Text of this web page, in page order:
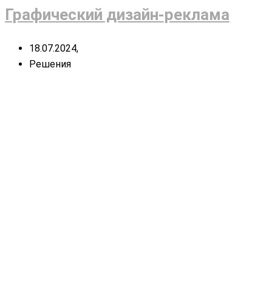
Графический дизайн-реклама
18.07.2024,
Решения